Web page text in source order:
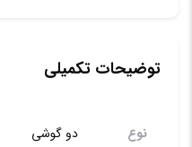
توضیحات تکمیلی
نوع دو گوشی